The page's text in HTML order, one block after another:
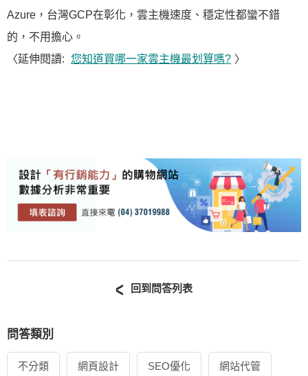
Azure，台灣GCP在彰化，雲主機速度、穩定性都蠻不錯
的，不用擔心。
〈延伸閱讀: 您知道買哪一家雲主機最划算嗎? 〉
回到問答列表
問答類別
不分類 網頁設計 SEO優化 網站代管